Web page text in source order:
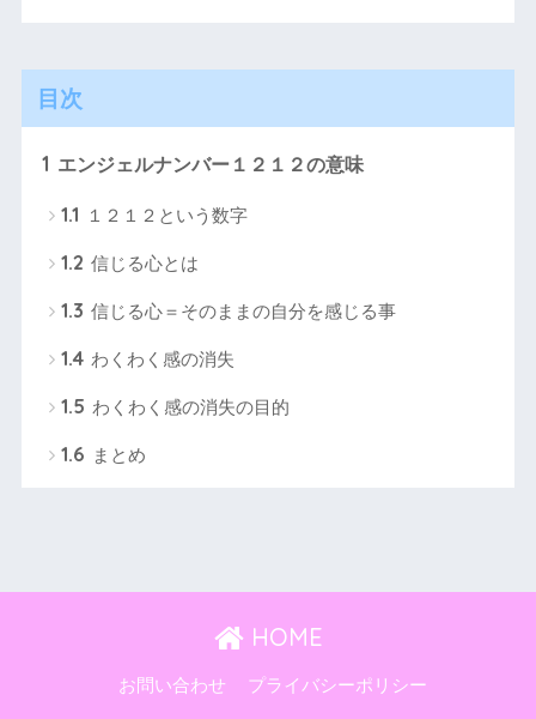
目次
1 エンジェルナンバー１２１２の意味
1.1 １２１２という数字
1.2 信じる心とは
1.3 信じる心＝そのままの自分を感じる事
1.4 わくわく感の消失
1.5 わくわく感の消失の目的
1.6 まとめ
HOME
お問い合わせ プライバシーポリシー